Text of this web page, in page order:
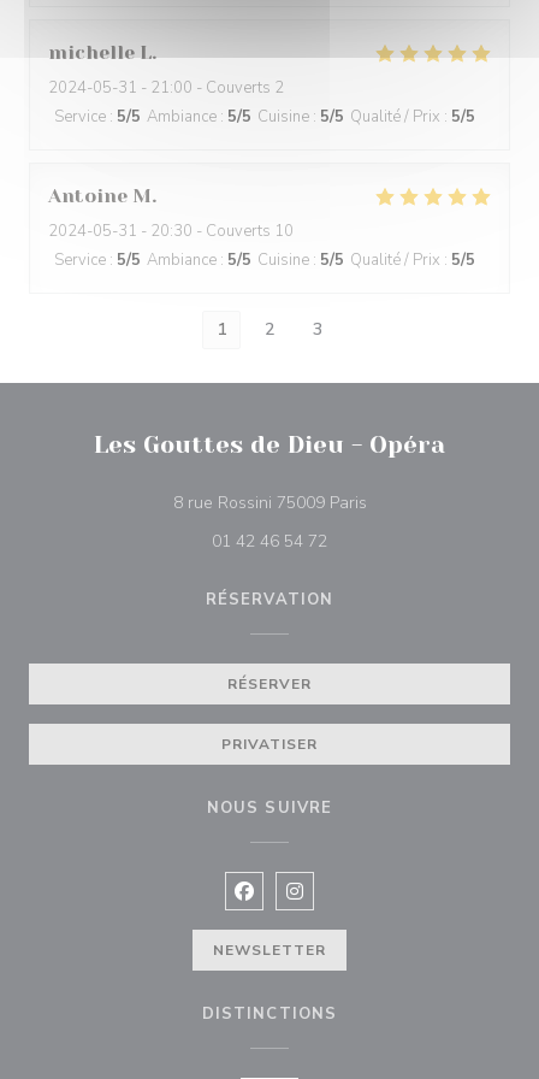
michelle L
2024-05-31 - 21:00 - Couverts 2
Service : 5/5 Ambiance : 5/5 Cuisine : 5/5 Qualité / Prix : 5/5
Antoine M
2024-05-31 - 20:30 - Couverts 10
Service : 5/5 Ambiance : 5/5 Cuisine : 5/5 Qualité / Prix : 5/5
1 2 3
Les Gouttes de Dieu - Opéra
8 rue Rossini 75009 Paris((ouvre une nouvelle
01 42 46 54 72
RÉSERVATION
RÉSERVER
PRIVATISER
NOUS SUIVRE
Facebook ((ouvre une nouvelle
Instagram ((ouvre une
NEWSLETTER
DISTINCTIONS